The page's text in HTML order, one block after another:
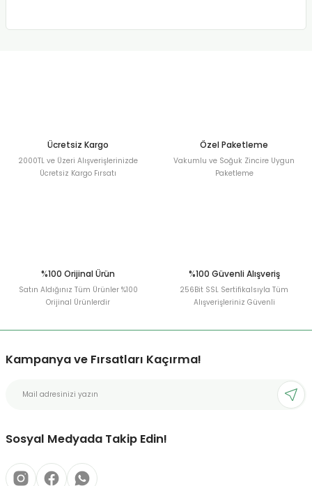
Ücretsiz Kargo
2000TL ve Üzeri Alışverişlerinizde
Ücretsiz Kargo Fırsatı
Özel Paketleme
Vakumlu ve Soğuk Zincire Uygun
Paketleme
%100 Orijinal Ürün
Satın Aldığınız Tüm Ürünler %100
Orijinal Ürünlerdir
%100 Güvenli Alışveriş
256Bit SSL Sertifikalsıyla Tüm
Alışverişleriniz Güvenli
Kampanya ve Fırsatları Kaçırma!
Sosyal Medyada Takip Edin!